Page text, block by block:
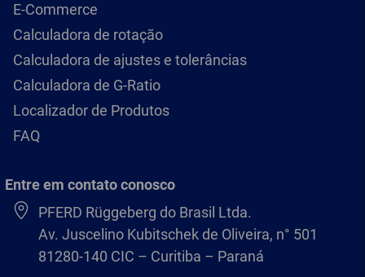
E-Commerce
Calculadora de rotação
Calculadora de ajustes e tolerâncias
Calculadora de G-Ratio
Localizador de Produtos
FAQ
Entre em contato conosco
PFERD Rüggeberg do Brasil Ltda.
Av. Juscelino Kubitschek de Oliveira, n° 501
81280-140 CIC – Curitiba – Paraná